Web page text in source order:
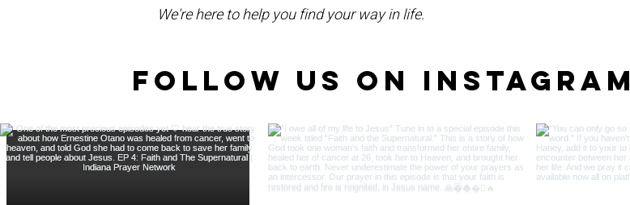
We're here to help you find your way in life.
Follow us on Instagram